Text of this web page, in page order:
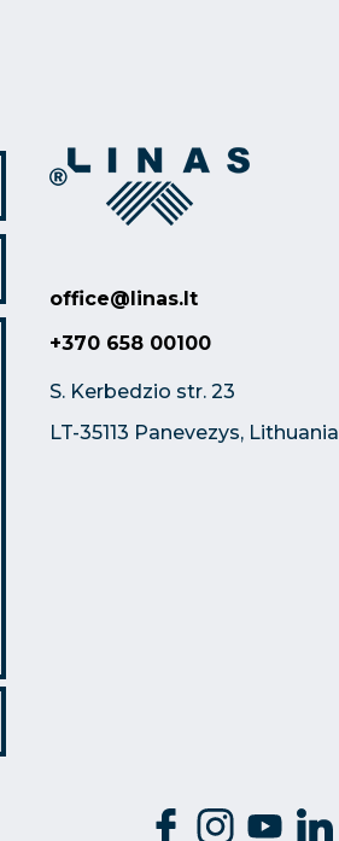
office@linas.lt
+370 658 00100
S. Kerbedzio str. 23
LT-35113 Panevezys, Lithuania